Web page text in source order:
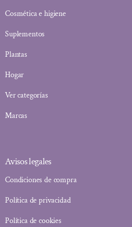
Cosmética e higiene
Suplementos
Plantas
Hogar
Ver categorías
Marcas
Avisos legales
Condiciones de compra
Política de privacidad
Política de cookies